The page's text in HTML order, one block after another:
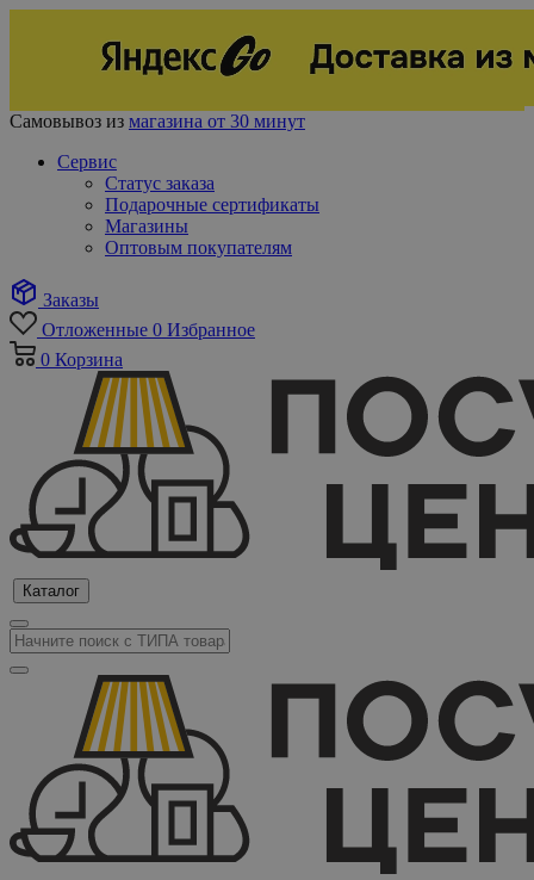
Самовывоз из магазина от 30 минут
Сервис
Статус заказа
Подарочные сертификаты
Магазины
Оптовым покупателям
Заказы
Отложенные 0 Избранное
0 Корзина
Каталог